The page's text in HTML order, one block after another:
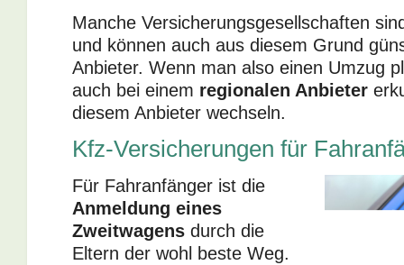
Manche Versicherungsgesellschaften
und können auch aus diesem Grund
Anbieter. Wenn man also einen Umzug
auch bei einem regionalen Anbieter
diesem Anbieter wechseln.
Kfz-Versicherungen für
Für Fahranfänger ist die
Anmeldung eines
Zweitwagens durch die
Eltern der wohl beste Weg.